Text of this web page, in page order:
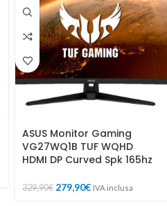
ASUS Monitor Gaming
VG27WQ1B TUF WQHD
HDMI DP Curved Spk 165hz
329,90€ 279,90€ IVA inclusa